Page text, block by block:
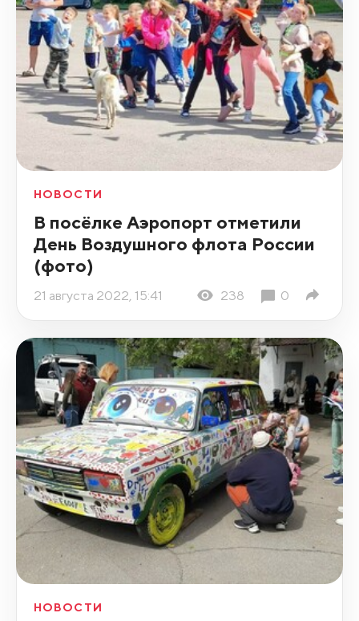
НОВОСТИ
В посёлке Аэропорт отметили
День Воздушного флота России
(фото)
21 августа 2022, 15:41 238 0
НОВОСТИ